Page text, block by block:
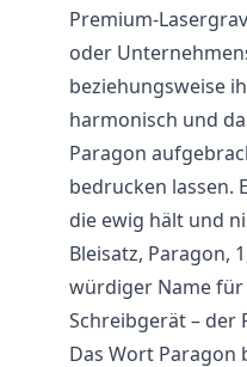
Premium-
oder
beziehungsweise
harmonisch und
Paragon
bedrucken lassen.
die ewig hält und
Bleisatz, Paragon,
würdiger Name
Schreibgerät – der
Das Wort Paragon